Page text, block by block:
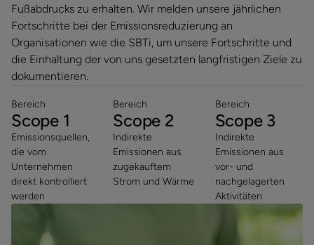
Fußabdrucks zu erhalten. Wir melden unsere jährlichen
Fortschritte bei der Emissionsreduzierung an
Organisationen wie die SBTi, um unsere Fortschritte und
die Einhaltung der von uns gesetzten langfristigen Ziele zu
dokumentieren.
Bereich
Scope 1
Emissionsquellen,
die vom
Unternehmen
direkt kontrolliert
werden
Bereich
Scope 2
Indirekte
Emissionen aus
zugekauftem
Strom und Wärme
Bereich
Scope 3
Indirekte
Emissionen aus
vor- und
nachgelagerten
Aktivitäten